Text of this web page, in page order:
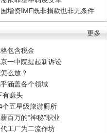
增资IMF既非捐款也非无条件
更多
包含税金
一中院提起新诉讼
么放？
涵盖各个领域
有赚头
个五星级旅游厕所
百万的“神秘”职业
工厂为二流作坊